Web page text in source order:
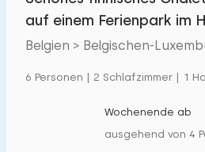
auf einem Ferienpark im
Ardennen
Belgien > Belgischen-
6 Personen | 2 Schlafzimmer | 1
Wochenende ab
ausgehend von 4